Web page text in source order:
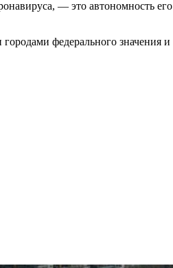
— это автономность
федерального